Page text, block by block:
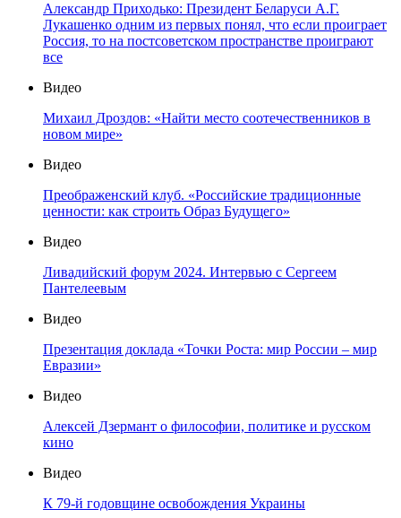
Александр Приходько: Президент Беларуси А.Г.
Лукашенко одним из первых понял, что если проиграет
Россия, то на постсоветском пространстве проиграют
все
Видео
Михаил Дроздов: «Найти место соотечественников в
новом мире»
Видео
Преображенский клуб. «Российские традиционные
ценности: как строить Образ Будущего»
Видео
Ливадийский форум 2024. Интервью с Сергеем
Пантелеевым
Видео
Презентация доклада «Точки Роста: мир России – мир
Евразии»
Видео
Алексей Дзермант о философии, политике и русском
кино
Видео
К 79-й годовщине освобождения Украины